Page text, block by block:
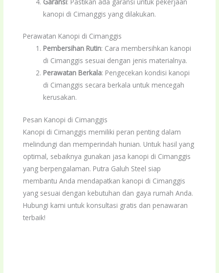
kanopi di Cimanggis yang dilakukan.
Perawatan Kanopi di Cimanggis
Pembersihan Rutin: Cara membersihkan kanopi
di Cimanggis sesuai dengan jenis materialnya.
Perawatan Berkala: Pengecekan kondisi kanopi
di Cimanggis secara berkala untuk mencegah
kerusakan.
Pesan Kanopi di Cimanggis
Kanopi di Cimanggis memiliki peran penting dalam
melindungi dan memperindah hunian. Untuk hasil yang
optimal, sebaiknya gunakan jasa kanopi di Cimanggis
yang berpengalaman. Putra Galuh Steel siap
membantu Anda mendapatkan kanopi di Cimanggis
yang sesuai dengan kebutuhan dan gaya rumah Anda.
Hubungi kami untuk konsultasi gratis dan penawaran
terbaik!